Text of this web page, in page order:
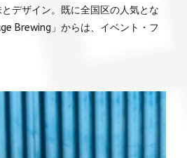
デザイン。既に全国区の人気とな
Brewing」からは、イベント・フ